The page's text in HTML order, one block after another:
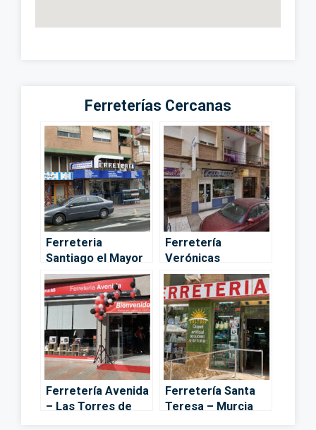
Ferreterías Cercanas
Ferreteria
Santiago el Mayor
– Murcia
Ferretería
Verónicas
BRICOME – Murcia
Ferretería Avenida
– Las Torres de
Ferretería Santa
Teresa – Murcia